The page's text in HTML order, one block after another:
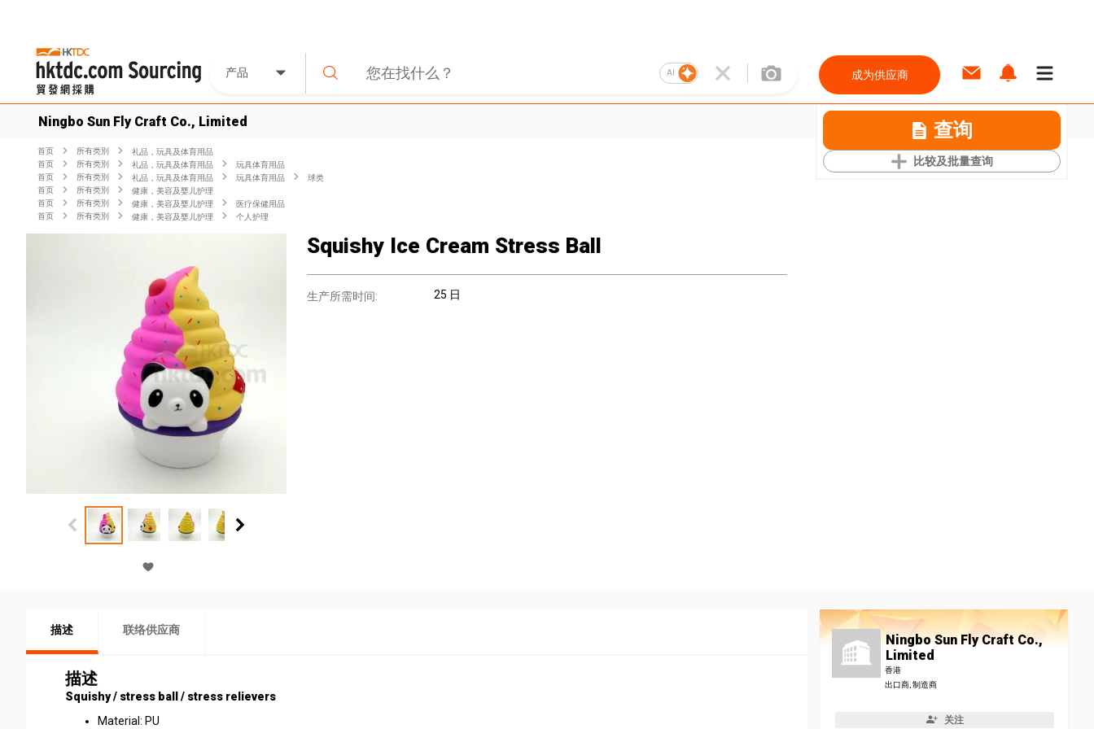
产品 AI 成为供应商
Ningbo Sun Fly Craft Co., Limited 查询
比较及批量查询
首页 所有类別
礼品，玩具及体育用品
首页
所有类別 礼品，玩具及体育用品
玩具体育用品
首页
所有类別 礼品，玩具及体育用品 玩具体育用品
球类
首页
所有类別
健康，美容及婴儿护理
首页
所有类別 健康，美容及婴儿护理
医疗保健用品
首页
所有类別 健康，美容及婴儿护理 个人护理
Squishy Ice Cream Stress Ball
生产所需时间: 25 日
描述 联络供应商
描述
Squishy / stress ball / stress relievers
Material: PU
Ningbo Sun Fly Craft Co.,
Limited
香港
出口商, 制造商
关注